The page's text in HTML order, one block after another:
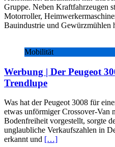
Gruppe. Neben Kraftfahrzeugen
Motorroller,
Bauindustrie und Gewürzmühlen
Mobilität
Werbung | Der Peugeot
Trendlupe
Was hat der Peugeot 3008 für
etwas unförmiger Crossover-Van
Bodenfreiheit vorgestellt, sorgte
unglaubliche Verkaufszahlen in
erkannt und […]